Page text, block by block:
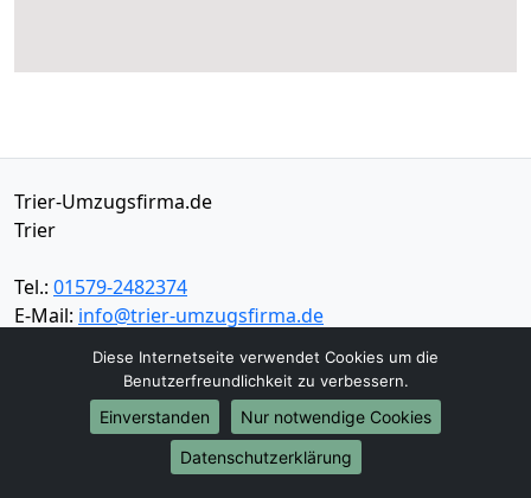
Trier-Umzugsfirma.de
Trier
Tel.: 01579-2482374
E-Mail: info@trier-umzugsfirma.de
Öffnungszeiten:Mo - Sa: 08:30 - 18:00 Uhr
Impressum
Diese Internetseite verwendet Cookies um die
Benutzerfreundlichkeit zu verbessern.
Einverstanden
Nur notwendige Cookies
Datenschutzerklärung